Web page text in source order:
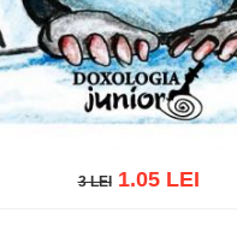
3 LEI
3 LEI1.05 LEI